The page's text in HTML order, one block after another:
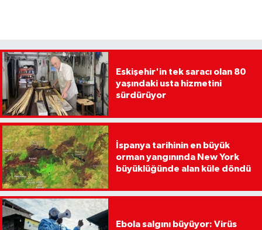
Eskişehir'in tek saracı olan 80
yaşındaki usta hizmetini
sürdürüyor
İspanya tarihinin en büyük
orman yangınında New York
büyüklüğünde alan küle döndü
Ebola salgını büyüyor: Virüs